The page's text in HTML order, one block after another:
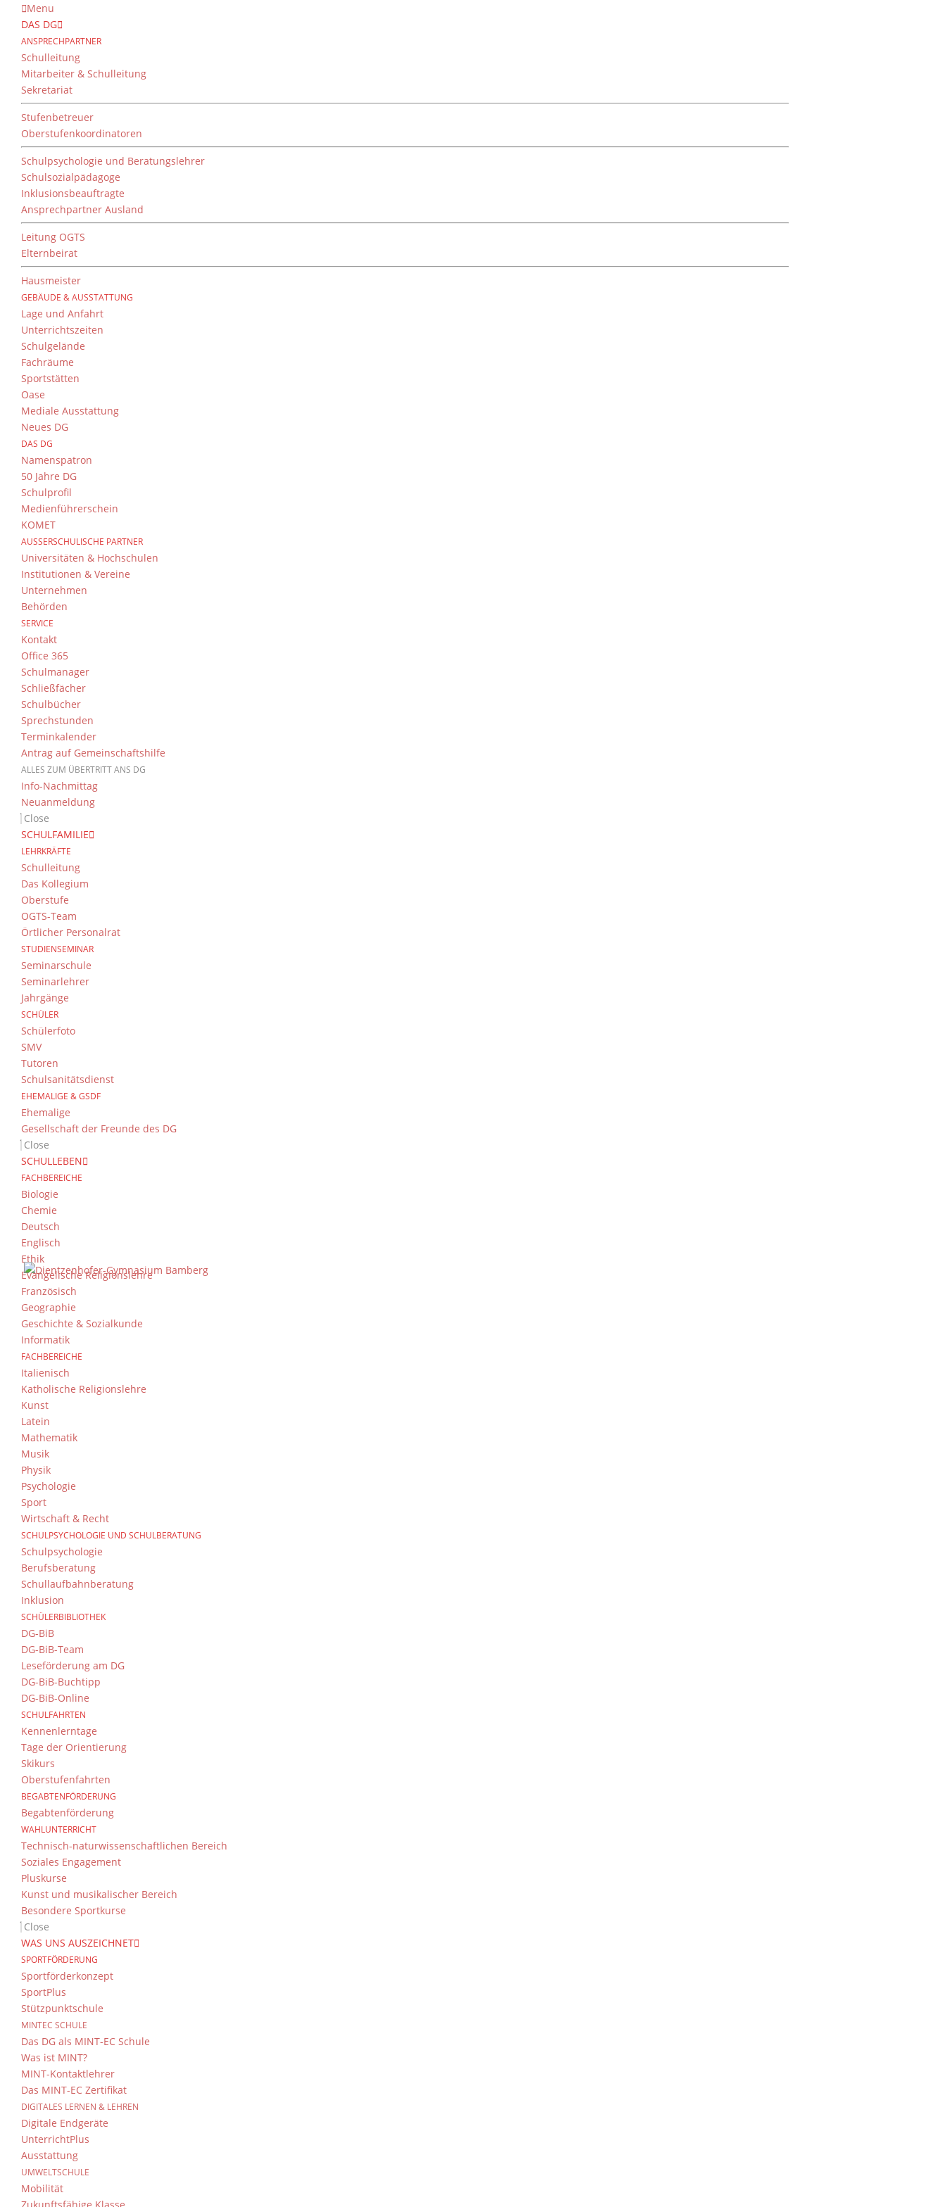
Menu
DAS DG
ANSPRECHPARTNER
Schulleitung
Mitarbeiter & Schulleitung
Sekretariat
Stufenbetreuer
Oberstufenkoordinatoren
Schulpsychologie und Beratungslehrer
Schulsozialpädagoge
Inklusionsbeauftragte
Ansprechpartner Ausland
Leitung OGTS
Elternbeirat
Hausmeister
GEBÄUDE & AUSSTATTUNG
Lage und Anfahrt
Unterrichtszeiten
Schulgelände
Fachräume
Sportstätten
Oase
Mediale Ausstattung
Neues DG
DAS DG
Namenspatron
50 Jahre DG
Schulprofil
Medienführerschein
KOMET
AUSSERSCHULISCHE PARTNER
Universitäten & Hochschulen
Institutionen & Vereine
Unternehmen
Behörden
SERVICE
Kontakt
Office 365
Schulmanager
Schließfächer
Schulbücher
Sprechstunden
Terminkalender
Antrag auf Gemeinschaftshilfe
ALLES ZUM ÜBERTRITT ANS DG
Info-Nachmittag
Neuanmeldung
Close
SCHULFAMILIE
LEHRKRÄFTE
Schulleitung
Das Kollegium
Oberstufe
OGTS-Team
Örtlicher Personalrat
STUDIENSEMINAR
Seminarschule
Seminarlehrer
Jahrgänge
SCHÜLER
Schülerfoto
SMV
Tutoren
Schulsanitätsdienst
EHEMALIGE & GSDF
Ehemalige
Gesellschaft der Freunde des DG
Close
SCHULLEBEN
FACHBEREICHE
Biologie
Chemie
Deutsch
Englisch
Ethik
Evangelische Religionslehre
Französisch
Geographie
Geschichte & Sozialkunde
Informatik
FACHBEREICHE
Italienisch
Katholische Religionslehre
Kunst
Latein
Mathematik
Musik
Physik
Psychologie
Sport
Wirtschaft & Recht
SCHULPSYCHOLOGIE UND SCHULBERATUNG
Schulpsychologie
Berufsberatung
Schullaufbahnberatung
Inklusion
SCHÜLERBIBLIOTHEK
DG-BiB
DG-BiB-Team
Leseförderung am DG
DG-BiB-Buchtipp
DG-BiB-Online
SCHULFAHRTEN
Kennenlerntage
Tage der Orientierung
Skikurs
Oberstufenfahrten
BEGABTENFÖRDERUNG
Begabtenförderung
WAHLUNTERRICHT
Technisch-naturwissenschaftlichen Bereich
Soziales Engagement
Pluskurse
Kunst und musikalischer Bereich
Besondere Sportkurse
Close
WAS UNS AUSZEICHNET
SPORTFÖRDERUNG
Sportförderkonzept
SportPlus
Stützpunktschule
MINTEC SCHULE
Das DG als MINT-EC Schule
Was ist MINT?
MINT-Kontaktlehrer
Das MINT-EC Zertifikat
DIGITALES LERNEN & LEHREN
Digitale Endgeräte
UnterrichtPlus
Ausstattung
UMWELTSCHULE
Mobilität
Aktionen und Exkursionen
In diesem Jahr fand eine kleine Premiere für die Fachschaft Biologie am DG statt: Unsere 5. Klassen besuchten
Als sich die Schülerinnen und Schüler der Klassen 6a und 6b am Morgen des 29. Juli 2025 im Bamberger
Bei schönstem Wetter brach die Klasse 5A am 29.4.25 zur Bauernhofexkursion nach Eichenbrikig auf. Dort
Ist Cola Zero gesund? Wieviel Zucker enthalten unsere Lieblingsgetränke? Darf man keine Pizza essen? Warum
„Ich esse gerade mein siebtes Brot!“ – Deutlicher kann die Begeisterung nicht ausgedrückt werden: Ein
Programmpunkt der Exkursionen der fünften Klassen zum Gut Schönhof in der Fränkischen Schweiz drehte sich
versorgen, gleichzeitig aber die Umwelt nicht übermäßig zu belasten, ist ein zentrales Thema unserer Zeit. Aus
diesem Grund wird es auch von verschiedenen...
Menü
Biologie in der Schule
Biologie außerschulisch
Das DG
Dientzenhofer-Gymnasium
Bamberg